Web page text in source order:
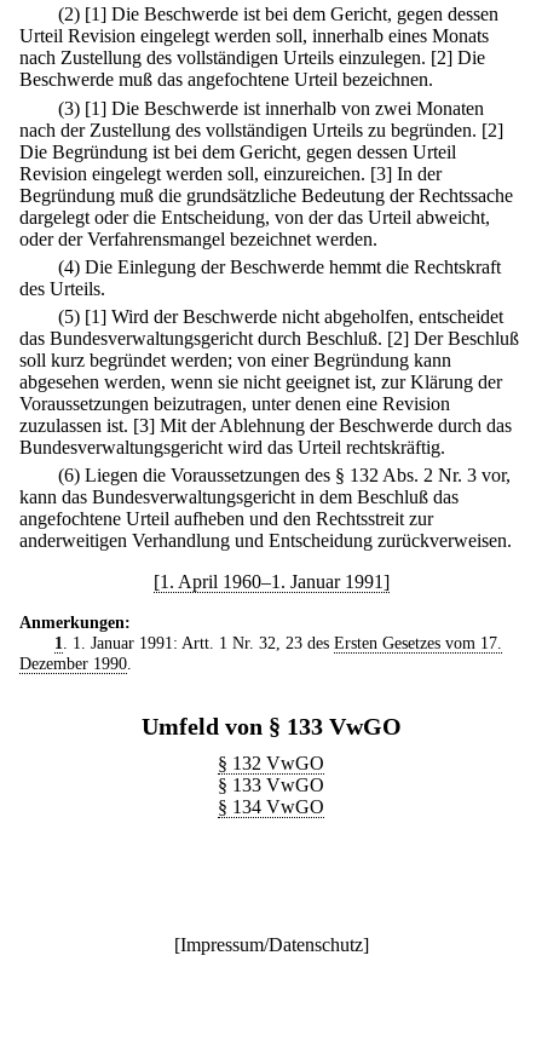
(2) [1] Die Beschwerde ist bei dem Gericht, gegen dessen
Urteil Revision eingelegt werden soll, innerhalb eines Monats
nach Zustellung des vollständigen Urteils einzulegen. [2] Die
Beschwerde muß das angefochtene Urteil bezeichnen.
(3) [1] Die Beschwerde ist innerhalb von zwei Monaten
nach der Zustellung des vollständigen Urteils zu begründen. [2]
Die Begründung ist bei dem Gericht, gegen dessen Urteil
Revision eingelegt werden soll, einzureichen. [3] In der
Begründung muß die grundsätzliche Bedeutung der Rechtssache
dargelegt oder die Entscheidung, von der das Urteil abweicht,
oder der Verfahrensmangel bezeichnet werden.
(4) Die Einlegung der Beschwerde hemmt die Rechtskraft
des Urteils.
(5) [1] Wird der Beschwerde nicht abgeholfen, entscheidet
das Bundesverwaltungsgericht durch Beschluß. [2] Der Beschluß
soll kurz begründet werden; von einer Begründung kann
abgesehen werden, wenn sie nicht geeignet ist, zur Klärung der
Voraussetzungen beizutragen, unter denen eine Revision
zuzulassen ist. [3] Mit der Ablehnung der Beschwerde durch das
Bundesverwaltungsgericht wird das Urteil rechtskräftig.
(6) Liegen die Voraussetzungen des § 132 Abs. 2 Nr. 3 vor,
kann das Bundesverwaltungsgericht in dem Beschluß das
angefochtene Urteil aufheben und den Rechtsstreit zur
anderweitigen Verhandlung und Entscheidung zurückverweisen.
[1. April 1960–1. Januar 1991]
Anmerkungen:
1. 1. Januar 1991: Artt. 1 Nr. 32, 23 des Ersten Gesetzes vom 17.
Dezember 1990.
Umfeld von § 133 VwGO
§ 132 VwGO
§ 133 VwGO
§ 134 VwGO
[Impressum/Datenschutz]